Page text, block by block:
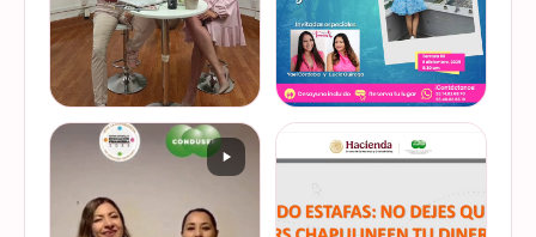
De cuando te toca ser la
entrevistada. Un placer
platicar con Esther Luiselli
de tus finanzas en la serie
de "Mu…
VER EN
INSTAGRAM
mejor forma de gestionar
ese dinero extra de fin de
ahorro o aguinaldo, es un
dinero…
VER EN
INSTAGRAM